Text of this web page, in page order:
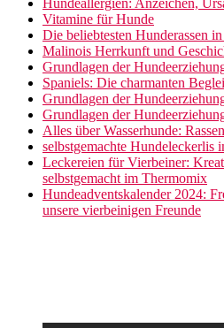
Vitamine für Hunde
Die beliebtesten Hunderassen
Malinois Herrkunft und
Grundlagen der
Spaniels: Die charmanten
Grundlagen der
Grundlagen der
Alles über Wasserhunde:
selbstgemachte Hundeleckerlis
Leckereien für Vierbeiner:
selbstgemacht im Thermomix
Hundeadventskalender 2024:
unsere vierbeinigen Freunde